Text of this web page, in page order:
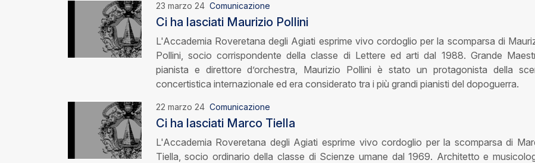
23 marzo 24 Comunicazione
Ci ha lasciati Maurizio Pollini
L'Accademia Roveretana degli Agiati esprime vivo cordoglio per la scomparsa di
Pollini, socio corrispondente della classe di Lettere ed arti dal 1988. Grande
pianista e direttore d’orchestra, Maurizio Pollini è stato un protagonista della
concertistica internazionale ed era considerato tra i più grandi pianisti del dopoguerra.
22 marzo 24 Comunicazione
Ci ha lasciati Marco Tiella
L'Accademia Roveretana degli Agiati esprime vivo cordoglio per la scomparsa di
Tiella, socio ordinario della classe di Scienze umane dal 1969. Architetto e